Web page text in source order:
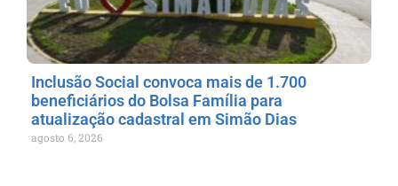
Inclusão Social convoca mais de 1.700
beneficiários do Bolsa Família para
atualização cadastral em Simão Dias
agosto 6, 2026